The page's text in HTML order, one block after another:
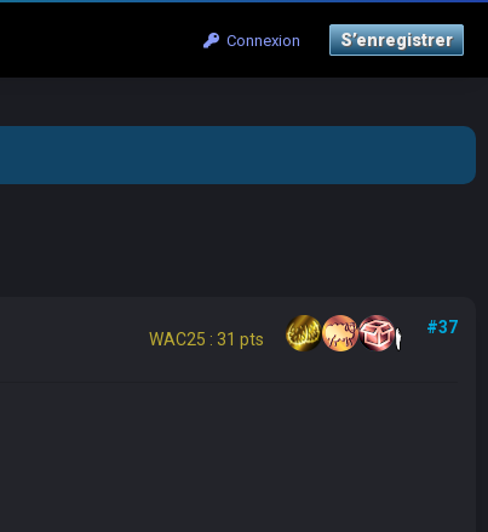
Connexion S’enregistrer
WAC25 : 31 pts
#37